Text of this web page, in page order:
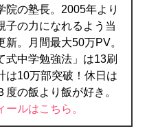
院の塾長。2005年より
子の力になれるよう当
新。月間最大50万PV。
式中学勉強法」は13刷
は10万部突破！休日は
度の飯より飯が好き。
ルはこちら。